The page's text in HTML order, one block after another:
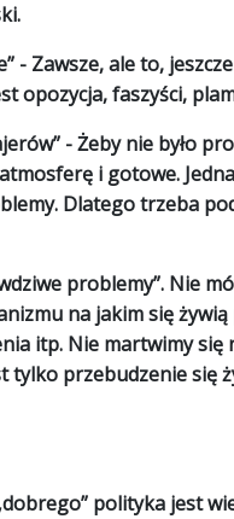
” - Zawsze, ale to,
opozycja, faszyści,
” - Żeby nie było
i gotowe.
Dlatego trzeba
problemy”. Nie
na jakim się
itp. Nie martwimy się
tylko przebudzenie się
polityka jest